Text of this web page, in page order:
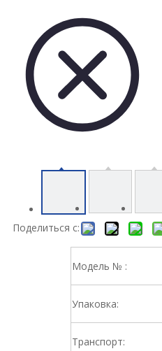
Поделиться с:
Модель № :
Упаковка:
Транспорт: